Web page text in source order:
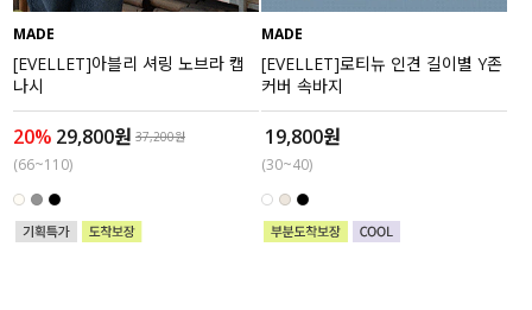
MADE
[EVELLET]아블리 셔링 노브라 캡
나시
20% 29,800원 37,200원
(66~110)
MADE
[EVELLET]로티뉴 인견 길이별 Y존
커버 속바지
19,800원
(30~40)